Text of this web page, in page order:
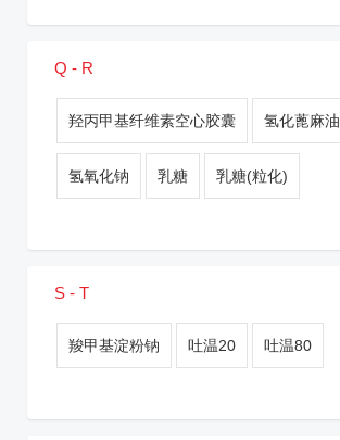
Q - R
羟丙甲基纤维素空心胶囊 氢化蓖麻油
氢氧化钠 乳糖 乳糖(粒化)
S - T
羧甲基淀粉钠 吐温20 吐温80